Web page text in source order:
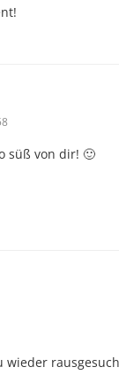
süß von dir! 🙂